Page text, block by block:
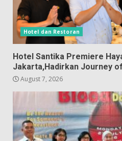
Hotel dan Restoran
Hotel Santika Premiere
Jakarta,Hadirkan Journey
August 7, 2026